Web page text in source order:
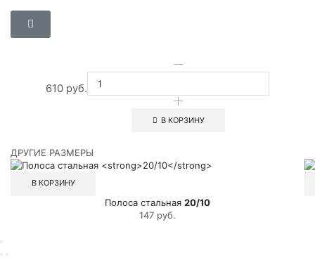
610 руб.
В КОРЗИНУ
ДРУГИЕ РАЗМЕРЫ
В КОРЗИНУ
Полоса стальная 20/10
147 руб.